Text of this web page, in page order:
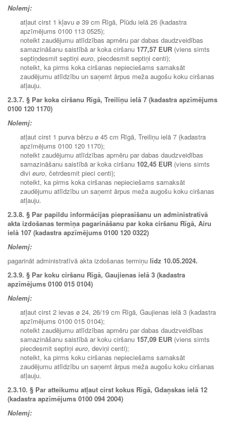
Nolemj:
atļaut cirst 1 kļavu ø 39 cm Rīgā, Plūdu ielā 26 (kadastra
apzīmējums 0100 113 0525);
noteikt zaudējumu atlīdzības apmēru par dabas daudzveidības
samazināšanu saistībā ar koka ciršanu 177,57 EUR (viens simts
septiņdesmit septiņi euro, piecdesmit septiņi centi);
noteikt, ka pirms koka ciršanas nepieciešams samaksāt
zaudējumu atlīdzību un saņemt ārpus meža augošu koku ciršanas
atļauju.
2.3.7. § Par koka ciršanu Rīgā, Treiliņu ielā 7 (kadastra apzīmējums
0100 120 1170)
Nolemj:
atļaut cirst 1 purva bērzu ø 45 cm Rīgā, Treiliņu ielā 7 (kadastra
apzīmējums 0100 120 1170);
noteikt zaudējumu atlīdzības apmēru par dabas daudzveidības
samazināšanu saistībā ar koka ciršanu 102,45 EUR (viens simts
divi euro, četrdesmit pieci centi);
noteikt, ka pirms koka ciršanas nepieciešams samaksāt
zaudējumu atlīdzību un saņemt ārpus meža augošu koku ciršanas
atļauju.
2.3.8. § Par papildu informācijas pieprasīšanu un administratīvā
akta izdošanas termiņa pagarināšanu par koka ciršanu Rīgā, Airu
ielā 107 (kadastra apzīmējums 0100 120 0322)
Nolemj:
pagarināt administratīvā akta izdošanas termiņu līdz 10.05.2024.
2.3.9. § Par koku ciršanu Rīgā, Gaujienas ielā 3 (kadastra
apzīmējums 0100 015 0104)
Nolemj:
atļaut cirst 2 ievas ø 24, 26/19 cm Rīgā, Gaujienas ielā 3 (kadastra
apzīmējums 0100 015 0104);
noteikt zaudējumu atlīdzības apmēru par dabas daudzveidības
samazināšanu saistībā ar koku ciršanu 157,09 EUR (viens simts
piecdesmit septiņi euro, deviņi centi);
noteikt, ka pirms koku ciršanas nepieciešams samaksāt
zaudējumu atlīdzību un saņemt ārpus meža augošu koku ciršanas
atļauju.
2.3.10. § Par atteikumu atļaut cirst kokus Rīgā, Gdaņskas ielā 12
(kadastra apzīmējums 0100 094 2004)
Nolemj: